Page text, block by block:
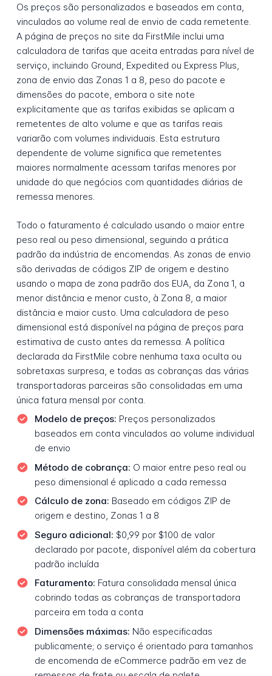
Os preços são personalizados e baseados em conta,
vinculados ao volume real de envio de cada remetente.
A página de preços no site da FirstMile inclui uma
calculadora de tarifas que aceita entradas para nível de
serviço, incluindo Ground, Expedited ou Express Plus,
zona de envio das Zonas 1 a 8, peso do pacote e
dimensões do pacote, embora o site note
explicitamente que as tarifas exibidas se aplicam a
remetentes de alto volume e que as tarifas reais
variarão com volumes individuais. Esta estrutura
dependente de volume significa que remetentes
maiores normalmente acessam tarifas menores por
unidade do que negócios com quantidades diárias de
remessa menores.
Todo o faturamento é calculado usando o maior entre
peso real ou peso dimensional, seguindo a prática
padrão da indústria de encomendas. As zonas de envio
são derivadas de códigos ZIP de origem e destino
usando o mapa de zona padrão dos EUA, da Zona 1, a
menor distância e menor custo, à Zona 8, a maior
distância e maior custo. Uma calculadora de peso
dimensional está disponível na página de preços para
estimativa de custo antes da remessa. A política
declarada da FirstMile cobre nenhuma taxa oculta ou
sobretaxas surpresa, e todas as cobranças das várias
transportadoras parceiras são consolidadas em uma
única fatura mensal por conta.
Modelo de preços: Preços personalizados
baseados em conta vinculados ao volume individual
de envio
Método de cobrança: O maior entre peso real ou
peso dimensional é aplicado a cada remessa
Cálculo de zona: Baseado em códigos ZIP de
origem e destino, Zonas 1 a 8
Seguro adicional: $0,99 por $100 de valor
declarado por pacote, disponível além da cobertura
padrão incluída
Faturamento: Fatura consolidada mensal única
cobrindo todas as cobranças de transportadora
parceira em toda a conta
Dimensões máximas: Não especificadas
publicamente; o serviço é orientado para tamanhos
de encomenda de eCommerce padrão em vez de